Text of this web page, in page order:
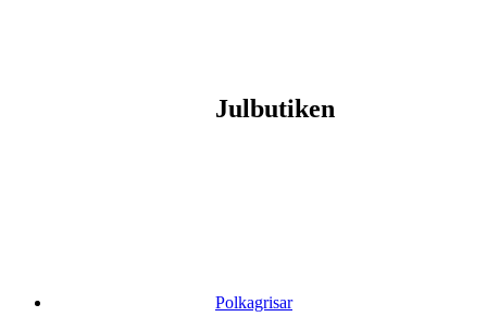
Julbutiken
Polkagrisar